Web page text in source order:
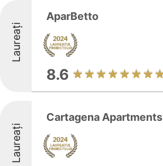
Laureați
AparBetto
8.6
Laureați
Cartagena Apartments